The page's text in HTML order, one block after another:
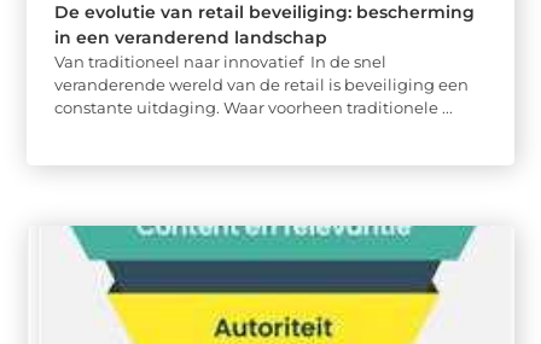
De evolutie van retail beveiliging: bescherming
in een veranderend landschap
Van traditioneel naar innovatief In de snel
veranderende wereld van de retail is beveiliging een
constante uitdaging. Waar voorheen traditionele ...